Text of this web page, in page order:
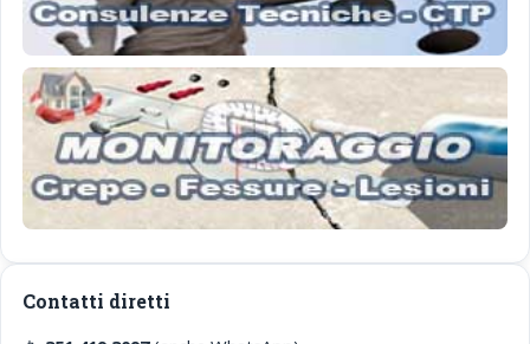
Contatti diretti